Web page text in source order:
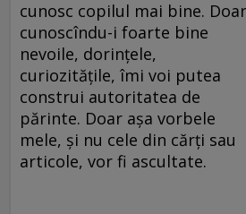
cunosc copilul mai bine. Doar
cunoscîndu-i foarte bine
nevoile, dorinţele,
curiozităţile, îmi voi putea
construi autoritatea de
părinte. Doar aşa vorbele
mele, şi nu cele din cărţi sau
articole, vor fi ascultate.